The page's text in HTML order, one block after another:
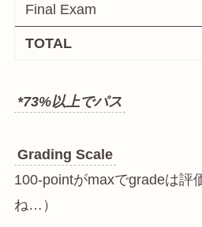
Final Exam
TOTAL
*73%以上でパス
Grading Scale
100-pointがmaxでgradeは評
ね…）